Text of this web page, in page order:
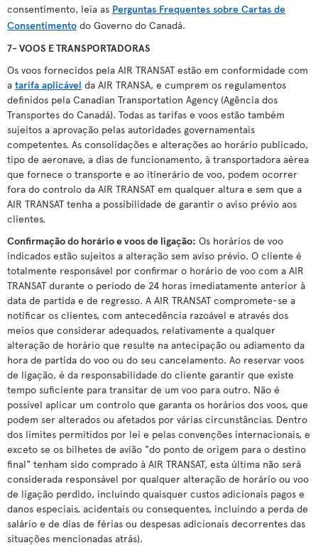
consentimento, leia as Perguntas Frequentes sobre Cartas de
Consentimento do Governo do Canadá.
7- VOOS E TRANSPORTADORAS
Os voos fornecidos pela AIR TRANSAT estão em conformidade com
a tarifa aplicável da AIR TRANSA, e cumprem os regulamentos
definidos pela Canadian Transportation Agency (Agência dos
Transportes do Canadá). Todas as tarifas e voos estão também
sujeitos a aprovação pelas autoridades governamentais
competentes. As consolidações e alterações ao horário publicado,
tipo de aeronave, a dias de funcionamento, à transportadora aérea
que fornece o transporte e ao itinerário de voo, podem ocorrer
fora do controlo da AIR TRANSAT em qualquer altura e sem que a
AIR TRANSAT tenha a possibilidade de garantir o aviso prévio aos
clientes.
Confirmação do horário e voos de ligação: Os horários de voo
indicados estão sujeitos a alteração sem aviso prévio. O cliente é
totalmente responsável por confirmar o horário de voo com a AIR
TRANSAT durante o período de 24 horas imediatamente anterior à
data de partida e de regresso. A AIR TRANSAT compromete-se a
notificar os clientes, com antecedência razoável e através dos
meios que considerar adequados, relativamente a qualquer
alteração de horário que resulte na antecipação ou adiamento da
hora de partida do voo ou do seu cancelamento. Ao reservar voos
de ligação, é da responsabilidade do cliente garantir que existe
tempo suficiente para transitar de um voo para outro. Não é
possível aplicar um controlo que garanta os horários dos voos, que
podem ser alterados ou afetados por várias circunstâncias. Dentro
dos limites permitidos por lei e pelas convenções internacionais, e
exceto se os bilhetes de avião "do ponto de origem para o destino
final" tenham sido comprado à AIR TRANSAT, esta última não será
considerada responsável por qualquer alteração de horário ou voo
de ligação perdido, incluindo quaisquer custos adicionais pagos e
danos especiais, acidentais ou consequentes, incluindo a perda de
salário e de dias de férias ou despesas adicionais decorrentes das
situações mencionadas atrás).